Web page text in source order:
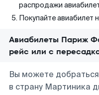
распродажи
Покупайте авиабилет
Авиабилеты Париж
рейс или с
Вы можете
в страну Мартиника